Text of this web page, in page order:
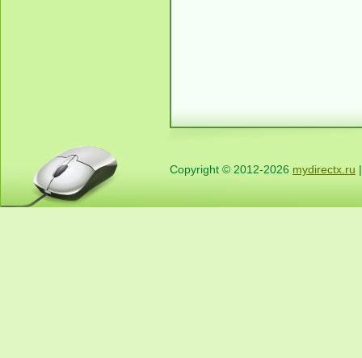
Copyright © 2012-2026 mydirectx.ru